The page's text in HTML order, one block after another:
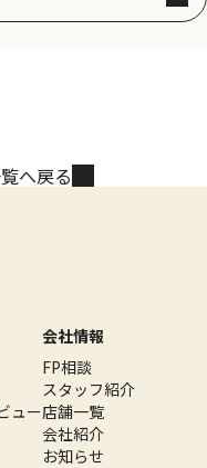
へ戻る
ュー
会社情報
FP相談
スタッフ紹介
店舗一覧
会社紹介
お知らせ